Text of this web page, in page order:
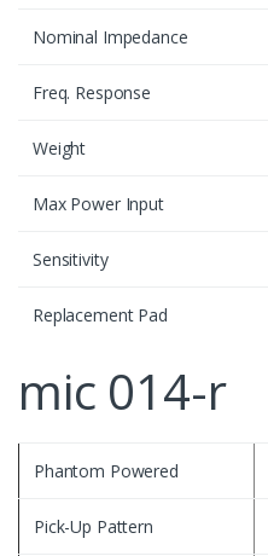
Nominal Impedance
Freq. Response
Weight
Max Power Input
Sensitivity
Replacement Pad
mic 014-r
Phantom Powered
Pick-Up Pattern